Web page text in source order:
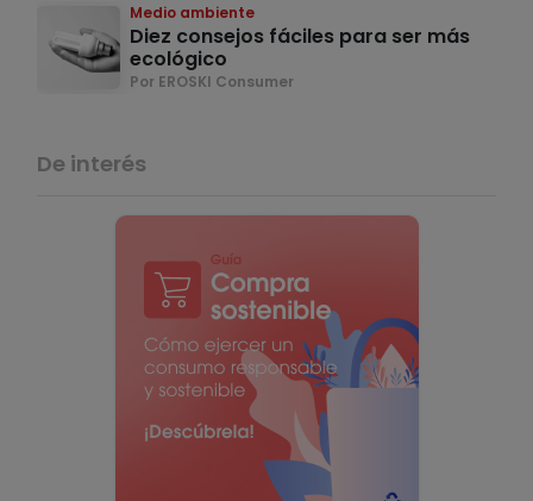
Medio ambiente
Diez consejos fáciles para ser más
ecológico
Por EROSKI Consumer
De interés